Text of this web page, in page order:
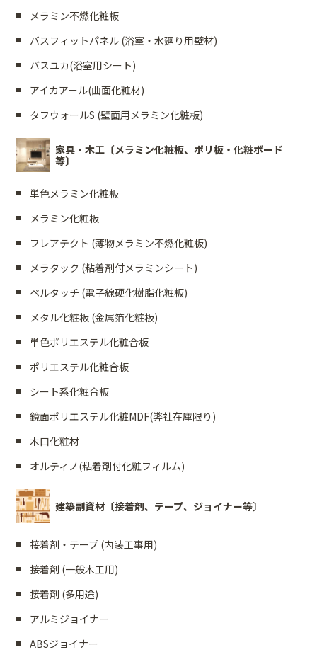
メラミン不燃化粧板
バスフィットパネル (浴室・水廻り用壁材)
バスユカ(浴室用シート)
アイカアール(曲面化粧材)
タフウォールS (壁面用メラミン化粧板)
家具・木工〔メラミン化粧板、ポリ板・化粧ボード
等〕
単色メラミン化粧板
メラミン化粧板
フレアテクト (薄物メラミン不燃化粧板)
メラタック (粘着剤付メラミンシート)
ベルタッチ (電子線硬化樹脂化粧板)
メタル化粧板 (金属箔化粧板)
単色ポリエステル化粧合板
ポリエステル化粧合板
シート系化粧合板
鏡面ポリエステル化粧MDF(弊社在庫限り)
木口化粧材
オルティノ(粘着剤付化粧フィルム)
建築副資材〔接着剤、テープ、ジョイナー等〕
接着剤・テープ (内装工事用)
接着剤 (一般木工用)
接着剤 (多用途)
アルミジョイナー
ABSジョイナー